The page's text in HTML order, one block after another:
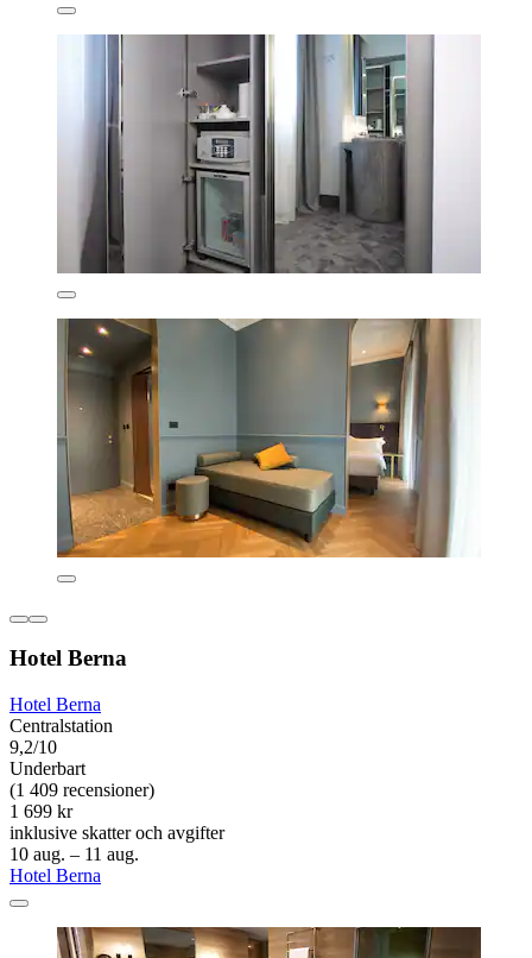
Hotel Berna
Hotel Berna
Centralstation
9,2/10
Underbart
(1 409 recensioner)
1 699 kr
inklusive skatter och avgifter
10 aug. – 11 aug.
Hotel Berna